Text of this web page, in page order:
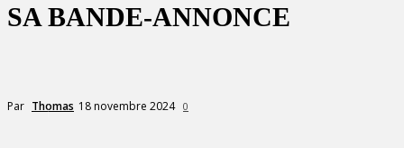
SA BANDE-ANNONCE
Par Thomas 18 novembre 2024 0